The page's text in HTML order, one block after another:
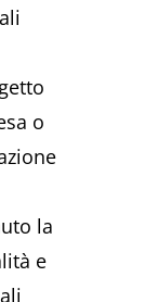
o
la
e